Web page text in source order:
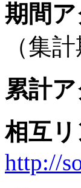
期間
（集
累計
相互
http://